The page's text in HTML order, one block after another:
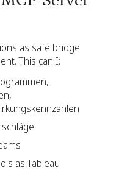
as safe bridge
This can I:
as Tableau